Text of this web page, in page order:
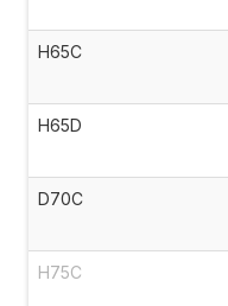
H65C
H65D
D70C
H75C